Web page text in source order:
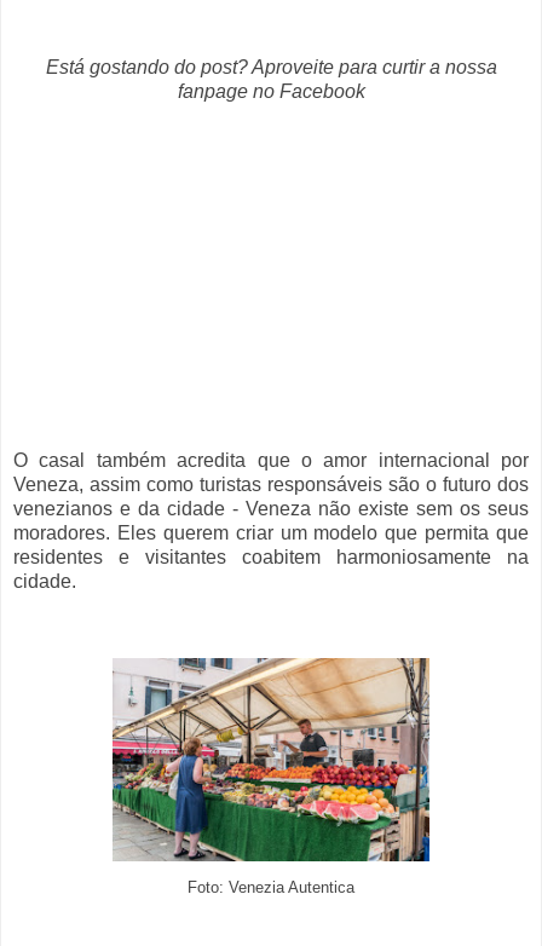
Está gostando do post? Aproveite para curtir a nossa
fanpage no Facebook
O casal também acredita que o amor internacional por
Veneza, assim como turistas responsáveis são o futuro dos
venezianos e da cidade - Veneza não existe sem os seus
moradores. Eles querem criar um modelo que permita que
residentes e visitantes coabitem harmoniosamente na
cidade.
Foto: Venezia Autentica